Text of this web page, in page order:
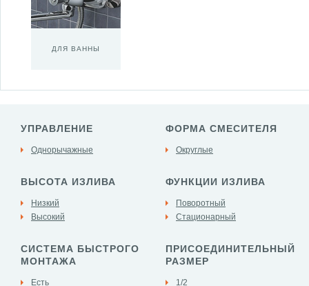
ДЛЯ ВАННЫ
УПРАВЛЕНИЕ
Однорычажные
ФОРМА СМЕСИТЕЛЯ
Округлые
ВЫСОТА ИЗЛИВА
Низкий
Высокий
ФУНКЦИИ ИЗЛИВА
Поворотный
Стационарный
СИСТЕМА БЫСТРОГО
МОНТАЖА
Есть
ПРИСОЕДИНИТЕЛЬНЫЙ
РАЗМЕР
1/2